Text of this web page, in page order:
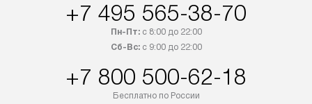
компания бесплатно доставит ваш
заказ до представительства
транспортной компании в Москве.
доставки у менеджера при
оформлении заказа.
от категории
найти на нашем
+7 495 565-38-70
Пн-Пт:с 8:00 до 22:00
Сб-Вс:с 9:00 до 22:00
+7 800 500-62-18
Бесплатно по России